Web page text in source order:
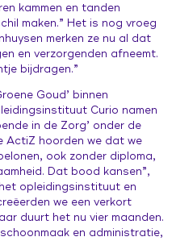
kammen en tanden
maken.” Het is nog vroeg
merken ze nu al dat
en verzorgenden afneemt.
bijdragen.”
Goud’ binnen
Curio namen
in de Zorg’ onder de
ActiZ hoorden we dat we
ook zonder diploma,
Dat bood kansen”,
opleidingsinstituut en
we een verkort
duurt het nu vier maanden.
en administratie,